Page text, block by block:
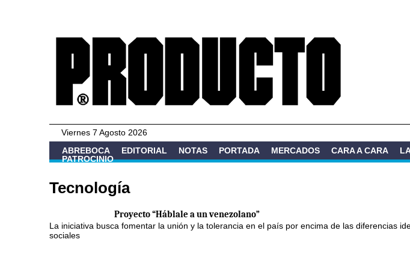
Viernes 7 Agosto 2026
ABREBOCA
EDITORIAL NOTAS PORTADA MERCADOS CARA A CARA
PATROCINIO
Tecnología
Proyecto “Háblale a un venezolano”
La iniciativa busca fomentar la unión y la tolerancia en el país por encima de las diferencias
sociales